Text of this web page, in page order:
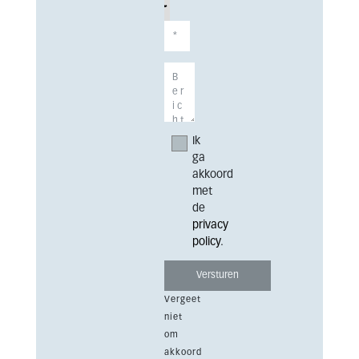
Ik
ga
akkoord
met
de
privacy
policy.
Vergeet
niet
om
akkoord